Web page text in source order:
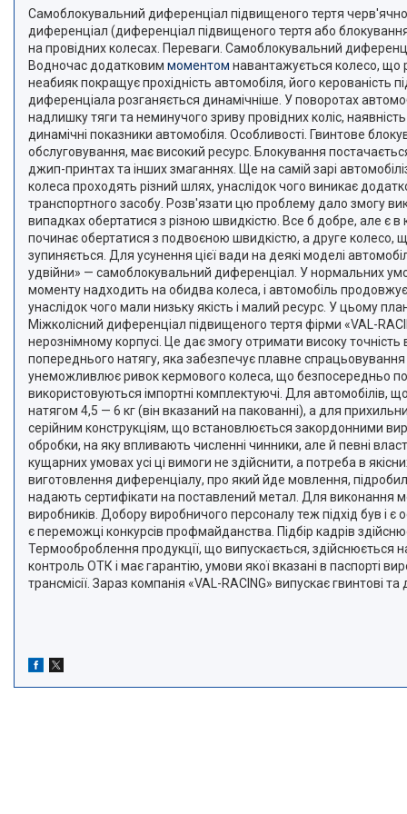
Самоблокувальний диференціал підвищеного тертя
диференціал (диференціал підвищеного тертя або
на провідних колесах. Переваги. Самоблокувальний
Водночас додатковим моментом навантажується колесо, що
неабияк покращує прохідність автомобіля, його керованість
диференціала розганяється динамічніше. У поворотах
надлишку тяги та неминучого зриву провідних коліс,
динамічні показники автомобіля. Особливості. Гвинтове
обслуговування, має високий ресурс. Блокування
джип-принтах та інших змаганнях. Ще на самій зарі
колеса проходять різний шлях, унаслідок чого виникає
транспортного засобу. Розв'язати цю проблему дало змогу
випадках обертатися з різною швидкістю. Все б добре, але є в
починає обертатися з подвоєною швидкістю, а друге колесо,
зупиняється. Для усунення цієї вади на деякі моделі
удвійни» — самоблокувальний диференціал. У нормальних
моменту надходить на обидва колеса, і автомобіль
унаслідок чого мали низьку якість і малий ресурс. У цьому
Міжколісний диференціал підвищеного тертя фірми «VAL-
нерознімному корпусі. Це дає змогу отримати високу
попереднього натягу, яка забезпечує плавне
унеможливлює ривок кермового колеса, що безпосередньо
використовуються імпортні комплектуючі. Для автомобілів,
натягом 4,5 — 6 кг (він вказаний на пакованні), а для
серійним конструкціям, що встановлюється закордонними
обробки, на яку впливають численні чинники, але й певні
кущарних умовах усі ці вимоги не здійснити, а потреба в
виготовлення диференціалу, про який йде мовлення,
надають сертифікати на поставлений метал. Для виконання
виробників. Добору виробничого персоналу теж підхід був і
є переможці конкурсів профмайданства. Підбір кадрів
Термооброблення продукції, що випускається, здійснюється
контроль ОТК і має гарантію, умови якої вказані в
трансмісії. Зараз компанія «VAL-RACING» випускає